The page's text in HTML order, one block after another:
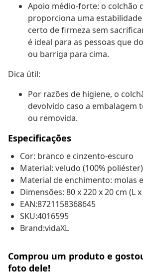
Apoio médio-forte: o colchão
proporciona uma
certo de firmeza sem
é ideal para as pessoas que
ou barriga para cima.
Dica útil:
Por razões de higiene, o
devolvido caso a embalagem
ou removida.
Especificações
Cor: branco e cinzento-escuro
Material: veludo (100% poliéster)
Material de enchimento: molas
Dimensões: 80 x 220 x 20 cm (L x
EAN:8721158368645
SKU:4016595
Brand:vidaXL
Comprou um produto e
foto dele!